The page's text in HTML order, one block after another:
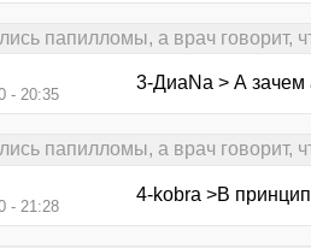
папилломы, а врач говорит,
- 20:35
3-ДиаNa > А зачем
папилломы, а врач говорит,
- 21:28
4-kobra >В